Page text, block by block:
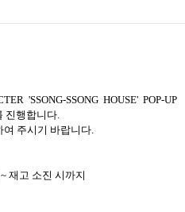
'SSONG-SSONG HOUSE' POP-UP
진행합니다.
여 주시기 바랍니다.
재고 소진 시까지